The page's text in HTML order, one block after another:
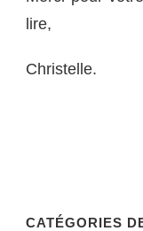
lire,
Christelle.
CATÉGORIES